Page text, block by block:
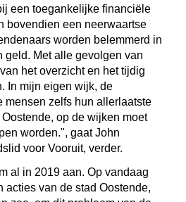
een toegankelijke financiële
bovendien een neerwaartse
worden belemmerd in
geld. Met alle gevolgen van
het overzicht en het tijdig
In mijn eigen wijk, de
mensen zelfs hun allerlaatste
op de wijken moet
worden.", gaat John
voor Vooruit, verder.
al in 2019 aan. Op vandaag
acties van de stad Oostende,